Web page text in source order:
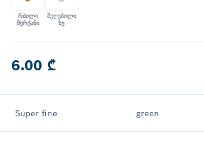
რბილი
მერქანი
შეღებილი
ხე
6.00 ₾
Super fine green